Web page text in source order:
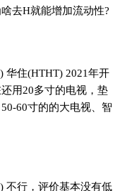
去H就能增加流动性?
华住(HTHT) 2021年开
用20多寸的电视，垫
60寸的的大电视、智
不行，评价基本没有低